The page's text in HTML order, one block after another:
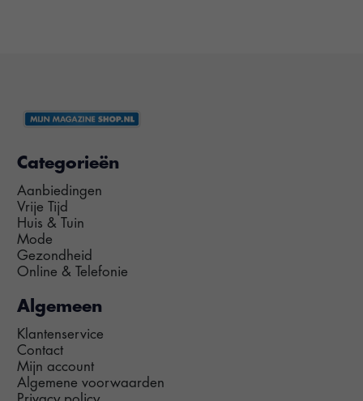
Categorieën
Aanbiedingen
Vrije Tijd
Huis & Tuin
Mode
Gezondheid
Online & Telefonie
Algemeen
Klantenservice
Contact
Mijn account
Algemene voorwaarden